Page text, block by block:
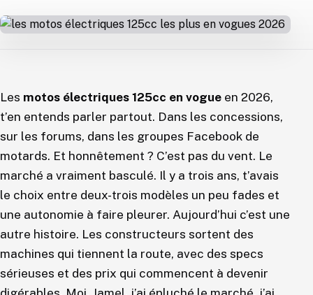
Les motos électriques 125cc en vogue en 2026,
t’en entends parler partout. Dans les concessions,
sur les forums, dans les groupes Facebook de
motards. Et honnêtement ? C’est pas du vent. Le
marché a vraiment basculé. Il y a trois ans, t’avais
le choix entre deux-trois modèles un peu fades et
une autonomie à faire pleurer. Aujourd’hui c’est une
autre histoire. Les constructeurs sortent des
machines qui tiennent la route, avec des specs
sérieuses et des prix qui commencent à devenir